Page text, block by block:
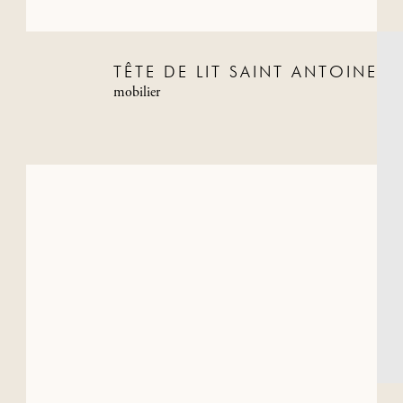
TÊTE DE LIT SAINT ANTOINE
mobilier